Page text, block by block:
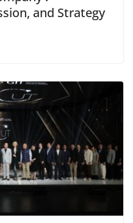
and Strategy